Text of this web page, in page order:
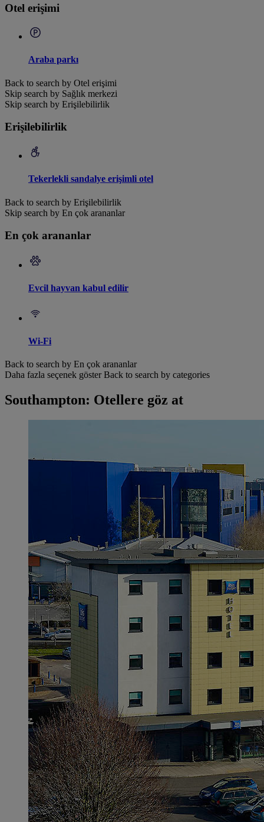
Otel erişimi
Araba parkı
Back to search by Otel erişimi
Skip search by Sağlık merkezi
Skip search by Erişilebilirlik
Erişilebilirlik
Tekerlekli sandalye erişimli otel
Back to search by Erişilebilirlik
Skip search by En çok arananlar
En çok arananlar
Evcil hayvan kabul edilir
Wi-Fi
Back to search by En çok arananlar
Daha fazla seçenek göster Back to search by categories
Southampton: Otellere göz at